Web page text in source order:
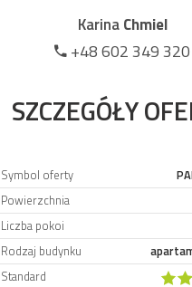
KarinaChmiel
+48 602 349 320
SZCZEGÓŁY
Symbol oferty
Powierzchnia
Liczba pokoi
Rodzaj budynku
Standard